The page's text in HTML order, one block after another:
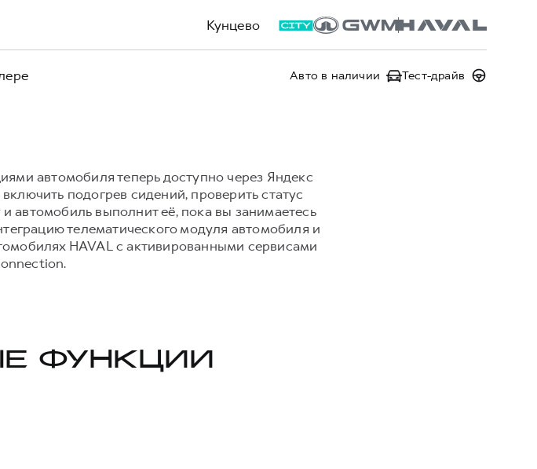
Кунцево
Авто в наличии Тест-драйв
автомобиля теперь доступно через Яндекс
подогрев сидений, проверить статус
автомобиль выполнит её, пока вы занимаетесь
телематического модуля автомобиля и
HAVAL с активированными сервисами
ФУНКЦИИ